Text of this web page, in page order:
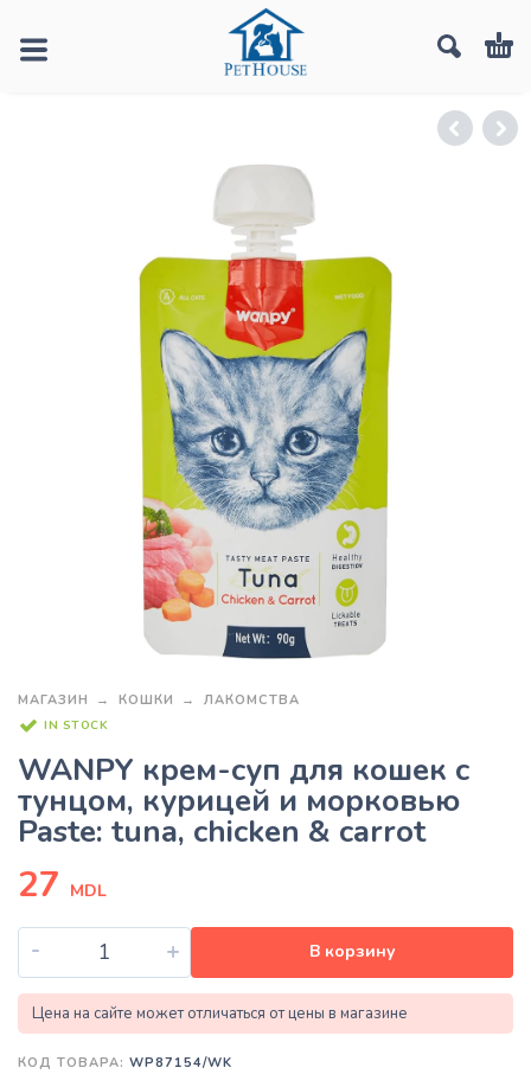
МАГАЗИН КОШКИ ЛАКОМСТВА
IN STOCK
WANPY крем-суп для кошек с
тунцом, курицей и морковью
Paste: tuna, chicken & carrot
27 MDL
- + В корзину
Цена на сайте может отличаться от цены в магазине
КОД ТОВАРА: WP87154/WK